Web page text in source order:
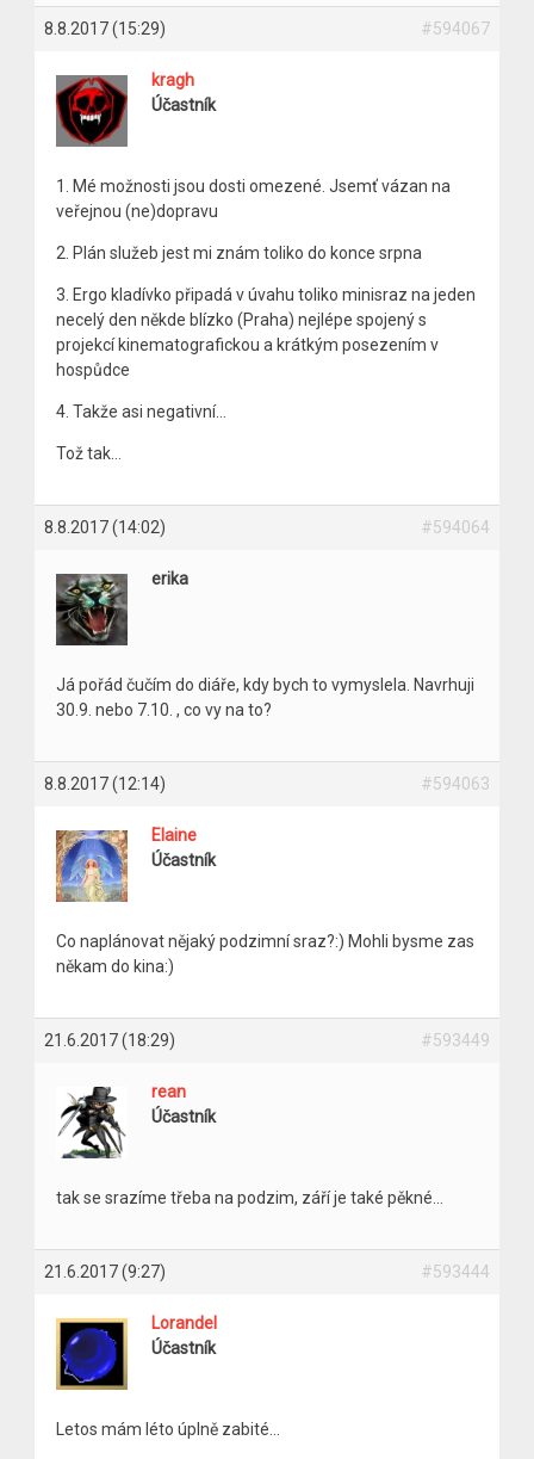
8.8.2017 (15:29) #594067
kragh
Účastník
1. Mé možnosti jsou dosti omezené. Jsemť vázan na
veřejnou (ne)dopravu
2. Plán služeb jest mi znám toliko do konce srpna
3. Ergo kladívko připadá v úvahu toliko minisraz na jeden
necelý den někde blízko (Praha) nejlépe spojený s
projekcí kinematografickou a krátkým posezením v
hospůdce
4. Takže asi negativní…
Tož tak…
8.8.2017 (14:02) #594064
erika
Já pořád čučím do diáře, kdy bych to vymyslela. Navrhuji
30.9. nebo 7.10. , co vy na to?
8.8.2017 (12:14) #594063
Elaine
Účastník
Co naplánovat nějaký podzimní sraz?:) Mohli bysme zas
někam do kina:)
21.6.2017 (18:29) #593449
rean
Účastník
tak se srazíme třeba na podzim, září je také pěkné…
21.6.2017 (9:27) #593444
Lorandel
Účastník
Letos mám léto úplně zabité…